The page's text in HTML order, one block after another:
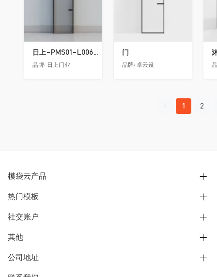
日上-PMS01-L006-金属窄边玻璃门
品牌: 日上门业
门
品牌: 卓云设
1 2
模袋云产品
别墅设计营销
模型协同展示分享
别墅社区
热门模板
欧式别墅
中式别墅
社交账户
B站
抖音
微信公众号
其他
用户服务协议
隐私政策
公司地址